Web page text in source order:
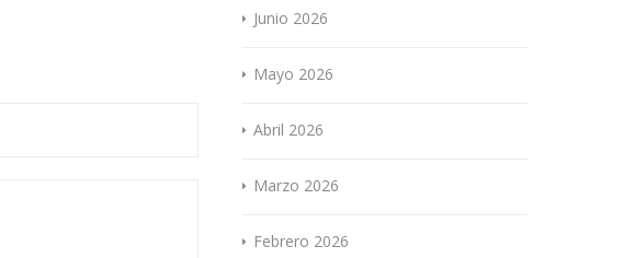
Junio 2026
Mayo 2026
Abril 2026
Marzo 2026
Febrero 2026